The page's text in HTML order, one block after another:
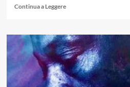
Continua a LeggereLeggi
su
GUIDO
MICHELONE
E
FRANCESCO
CATALDO